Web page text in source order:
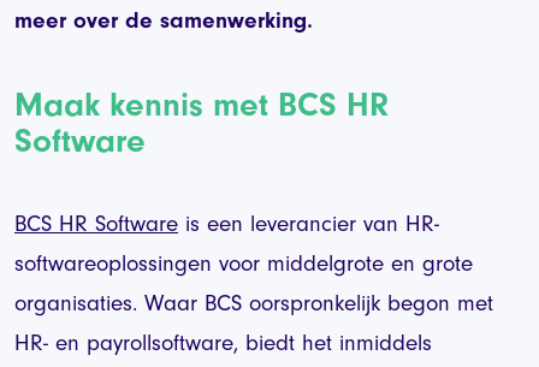
meer over de samenwerking.
Maak kennis met BCS HR
Software
BCS HR Software is een leverancier van HR-
softwareoplossingen voor middelgrote en grote
organisaties. Waar BCS oorspronkelijk begon met
HR- en payrollsoftware, biedt het inmiddels